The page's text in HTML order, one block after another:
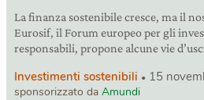
La finanza sostenibile cresce, ma il
Eurosif, il Forum europeo per gli
responsabili, propone alcune vie
Investimenti sostenibili 15
sponsorizzato da Amundi